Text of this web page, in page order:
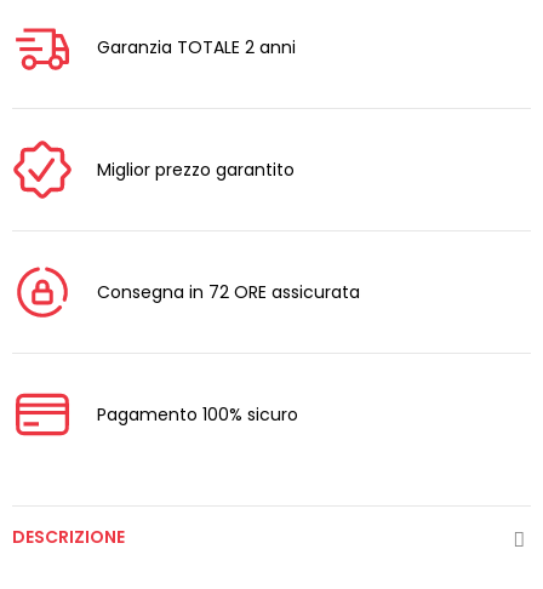
Garanzia TOTALE 2 anni
Miglior prezzo garantito
Consegna in 72 ORE assicurata
Pagamento 100% sicuro
DESCRIZIONE